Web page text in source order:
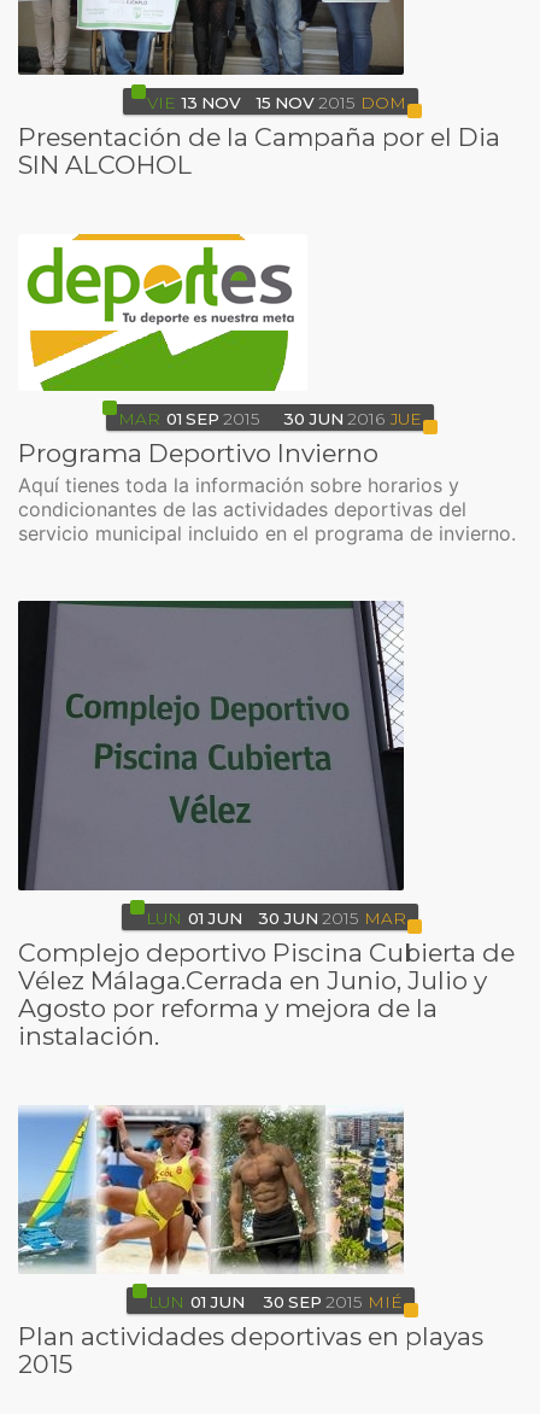
VIE 13 NOV 15 NOV 2015 DOM
Presentación de la Campaña por el Dia
SIN ALCOHOL
MAR 01 SEP 2015 30 JUN 2016 JUE
Programa Deportivo Invierno
Aquí tienes toda la información sobre horarios y
condicionantes de las actividades deportivas del
servicio municipal incluido en el programa de invierno.
LUN 01 JUN 30 JUN 2015 MAR
Complejo deportivo Piscina Cubierta de
Vélez Málaga.Cerrada en Junio, Julio y
Agosto por reforma y mejora de la
instalación.
LUN 01 JUN 30 SEP 2015 MIÉ
Plan actividades deportivas en playas
2015